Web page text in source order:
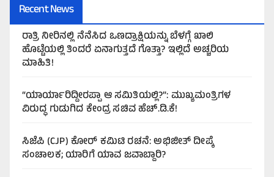
Recent News
ರಾತ್ರಿ ನೀರಿನಲ್ಲಿ ನೆನೆಸಿದ ಒಣದ್ರಾಕ್ಷಿಯನ್ನು ಬೆಳಗ್ಗೆ ಖಾಲಿ
ಹೊಟ್ಟೆಯಲ್ಲಿ ತಿಂದರೆ ಏನಾಗುತ್ತದೆ ಗೊತ್ತಾ? ಇಲ್ಲಿದೆ ಅಚ್ಚರಿಯ
ಮಾಹಿತಿ!
“ಯಾರ್ಯಾರಿದ್ದೀರಪ್ಪಾ ಆ ಸಮಿತಿಯಲ್ಲಿ?”: ಮುಖ್ಯಮಂತ್ರಿಗಳ
ವಿರುದ್ಧ ಗುಡುಗಿದ ಕೇಂದ್ರ ಸಚಿವ ಹೆಚ್.ಡಿ.ಕೆ!
ಸಿಜೆಪಿ (CJP) ಕೋರ್ ಕಮಿಟಿ ರಚನೆ: ಅಭಿಜೀತ್ ದೀಪ್ಕೆ
ಸಂಚಾಲಕ; ಯಾರಿಗೆ ಯಾವ ಜವಾಬ್ದಾರಿ?